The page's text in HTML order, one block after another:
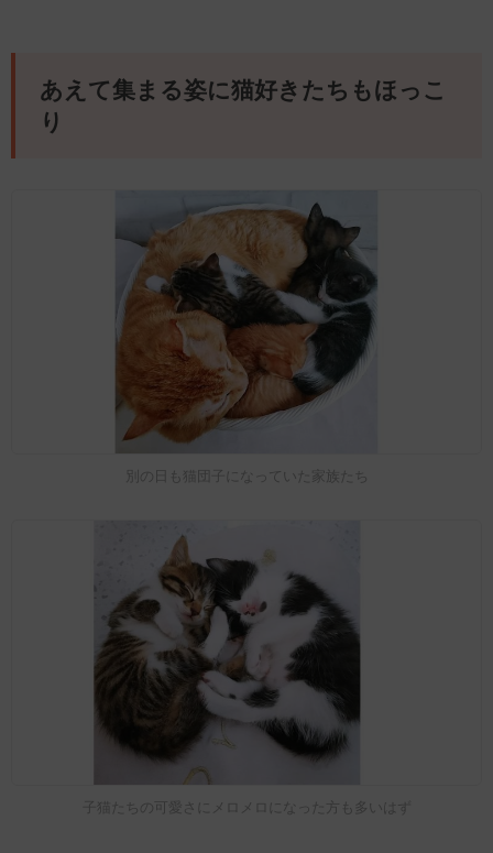
あえて集まる姿に猫好きたちもほっこ
り
別の日も猫団子になっていた家族たち
子猫たちの可愛さにメロメロになった方も多いはず